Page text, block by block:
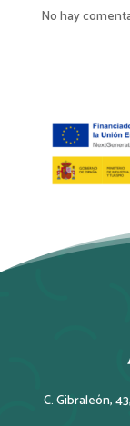
No hay
C. Gibraleón,